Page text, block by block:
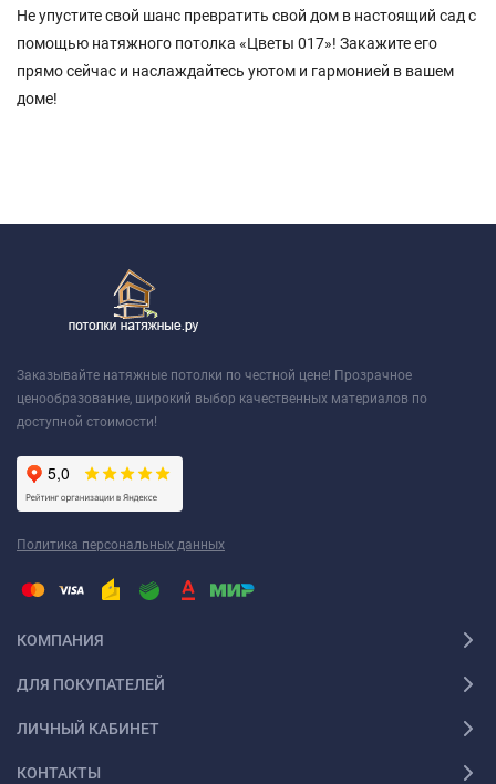
Не упустите свой шанс превратить свой дом в настоящий сад с
помощью натяжного потолка «Цветы 017»! Закажите его
прямо сейчас и наслаждайтесь уютом и гармонией в вашем
доме!
Заказывайте натяжные потолки по честной цене! Прозрачное
ценообразование, широкий выбор качественных материалов по
доступной стоимости!
Политика персональных данных
КОМПАНИЯ
ДЛЯ ПОКУПАТЕЛЕЙ
ЛИЧНЫЙ КАБИНЕТ
КОНТАКТЫ